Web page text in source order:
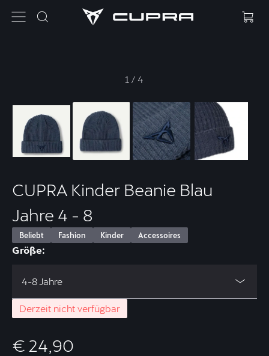
1 /4
CUPRA Kinder Beanie Blau
Jahre 4 - 8
Beliebt Fashion Kinder Accessoires
Größe:
4-8 Jahre
Derzeit nicht verfügbar
€ 24,90